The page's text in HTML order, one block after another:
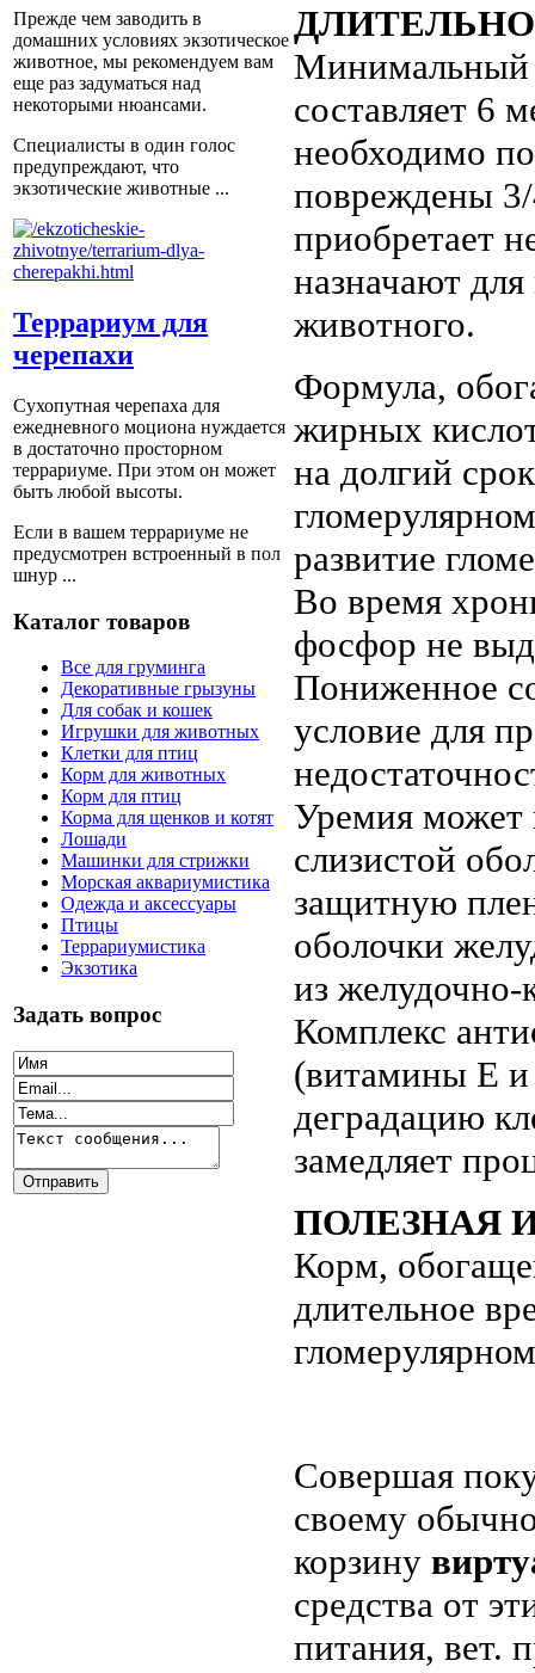
Прежде чем заводить в
домашних условиях экзотическое
животное, мы рекомендуем вам
еще раз задуматься над
некоторыми нюансами.
Специалисты в один голос
предупреждают, что
экзотические животные ...
Террариум для
черепахи
Сухопутная черепаха для
ежедневного моциона нуждается
в достаточно просторном
террариуме. При этом он может
быть любой высоты.
Если в вашем террариуме не
предусмотрен встроенный в пол
шнур ...
Каталог товаров
Все для груминга
Декоративные грызуны
Для собак и кошек
Игрушки для животных
Клетки для птиц
Корм для животных
Корм для птиц
Корма для щенков и котят
Лошади
Машинки для стрижки
Морская аквариумистика
Одежда и аксессуары
Птицы
Террариумистика
Экзотика
Задать вопрос
Минимальный
составляет 6
необходимо
повреждены
приобретает
назначают
животного.
Формула,
жирных
на долгий
развитие
Во время
фосфор не
Пониженное
условие для
Уремия может
слизистой
защитную
оболочки
из
Комплекс
(витамины Е
деградацию
замедляет
ПОЛЕЗНАЯ
Корм,
длительное
Совершая
своему
корзину
средства от
питания, вет.